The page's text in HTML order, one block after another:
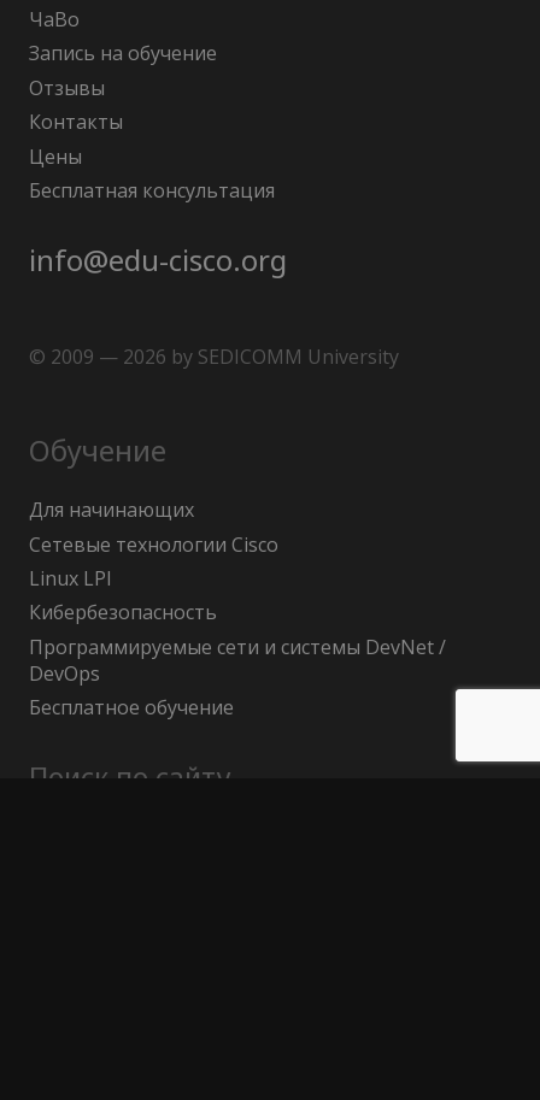
ЧаВо
Запись на обучение
Отзывы
Контакты
Цены
Бесплатная консультация
info@edu-cisco.org
© 2009 — 2026 by SEDICOMM University
Обучение
Для начинающих
Сетевые технологии Cisco
Linux LPI
Кибербезопасность
Программируемые сети и системы DevNet /
DevOps
Бесплатное обучение
Поиск по сайту